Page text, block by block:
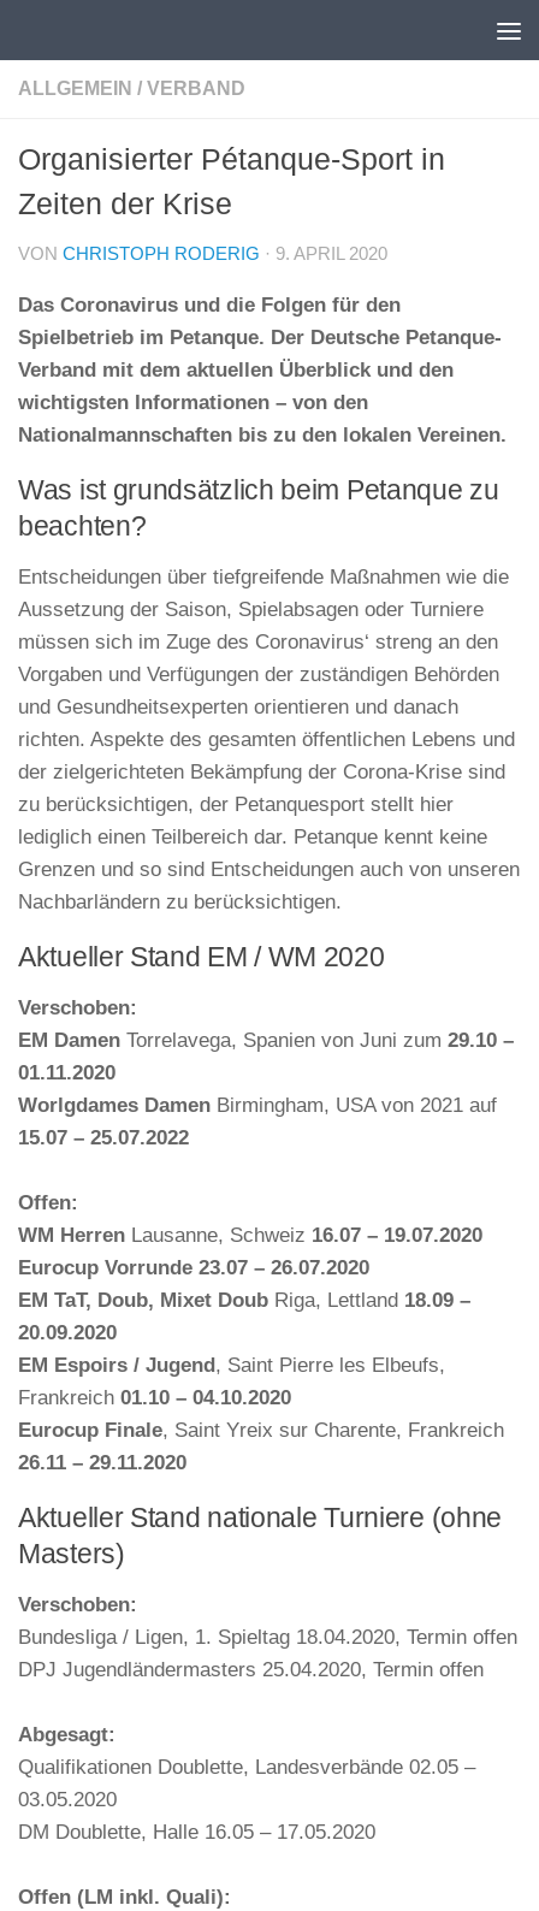
ALLGEMEIN / VERBAND
Organisierter Pétanque-Sport in
Zeiten der Krise
VON CHRISTOPH RODERIG · 9. APRIL 2020
Das Coronavirus und die Folgen für den
Spielbetrieb im Petanque. Der Deutsche Petanque-
Verband mit dem aktuellen Überblick und den
wichtigsten Informationen – von den
Nationalmannschaften bis zu den lokalen Vereinen.
Was ist grundsätzlich beim Petanque zu
beachten?
Entscheidungen über tiefgreifende Maßnahmen wie die
Aussetzung der Saison, Spielabsagen oder Turniere
müssen sich im Zuge des Coronavirus‘ streng an den
Vorgaben und Verfügungen der zuständigen Behörden
und Gesundheitsexperten orientieren und danach
richten. Aspekte des gesamten öffentlichen Lebens und
der zielgerichteten Bekämpfung der Corona-Krise sind
zu berücksichtigen, der Petanquesport stellt hier
lediglich einen Teilbereich dar. Petanque kennt keine
Grenzen und so sind Entscheidungen auch von unseren
Nachbarländern zu berücksichtigen.
Aktueller Stand EM / WM 2020
Verschoben:
EM Damen Torrelavega, Spanien von Juni zum 29.10 –
01.11.2020
Worlgdames Damen Birmingham, USA von 2021 auf
15.07 – 25.07.2022
Offen:
WM Herren Lausanne, Schweiz 16.07 – 19.07.2020
Eurocup Vorrunde 23.07 – 26.07.2020
EM TaT, Doub, Mixet Doub Riga, Lettland 18.09 –
20.09.2020
EM Espoirs / Jugend, Saint Pierre les Elbeufs,
Frankreich 01.10 – 04.10.2020
Eurocup Finale, Saint Yreix sur Charente, Frankreich
26.11 – 29.11.2020
Aktueller Stand nationale Turniere (ohne
Masters)
Verschoben:
Bundesliga / Ligen, 1. Spieltag 18.04.2020, Termin offen
DPJ Jugendländermasters 25.04.2020, Termin offen
Abgesagt:
Qualifikationen Doublette, Landesverbände 02.05 –
03.05.2020
DM Doublette, Halle 16.05 – 17.05.2020
Offen (LM inkl. Quali):